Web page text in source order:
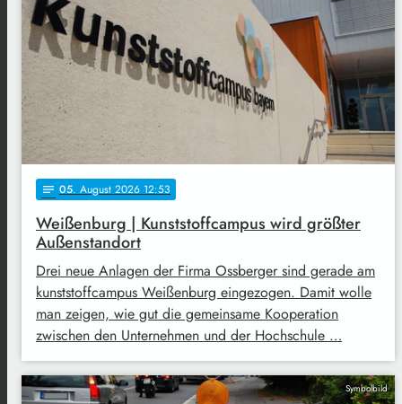
notes 05. August 2026 12:53
Weißenburg | Kunststoffcampus wird größter
Außenstandort
Drei neue Anlagen der Firma Ossberger sind gerade am
kunststoffcampus Weißenburg eingezogen. Damit wolle
man zeigen, wie gut die gemeinsame Kooperation
zwischen den Unternehmen und der Hochschule …
Symbolbild